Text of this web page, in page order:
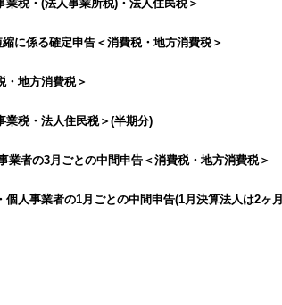
税・(法人事業所税)・法人住民税＞
に係る確定申告＜消費税・地方消費税＞
・地方消費税＞
業税・法人住民税＞(半期分)
者の3月ごとの中間申告＜消費税・地方消費税＞
人事業者の1月ごとの中間申告(1月決算法人は2ヶ月